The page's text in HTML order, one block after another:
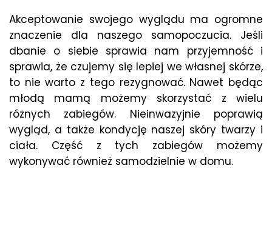
Akceptowanie swojego wyglądu ma ogromne
znaczenie dla naszego samopoczucia. Jeśli
dbanie o siebie sprawia nam przyjemność i
sprawia, że czujemy się lepiej we własnej skórze,
to nie warto z tego rezygnować. Nawet będąc
młodą mamą możemy skorzystać z wielu
różnych zabiegów. Nieinwazyjnie poprawią
wygląd, a także kondycję naszej skóry twarzy i
ciała. Część z tych zabiegów możemy
wykonywać również samodzielnie w domu.